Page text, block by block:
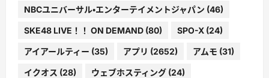
NBCユニバーサル・エンターテイメントジャパン (46)
SKE48 LIVE！！ ON DEMAND (80) SPO-X (24)
アイアールティー (35) アプリ (2652) アムモ (31)
イクオス (28) ウェブホスティング (24)